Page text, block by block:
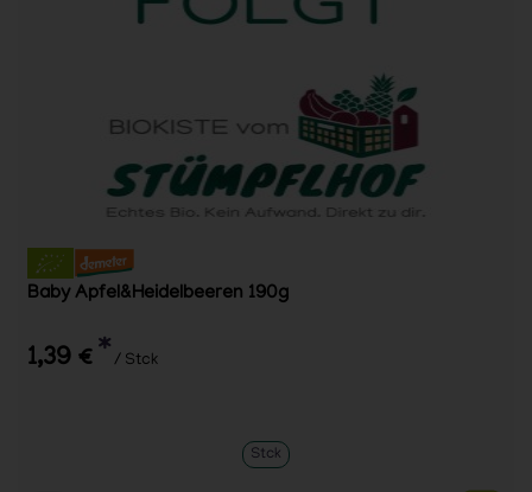
Baby Apfel&Heidelbeeren 190g
1,39 € * / Stck
Stck